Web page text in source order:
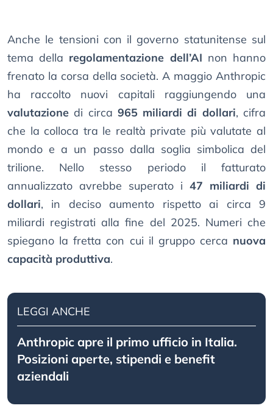
Anche le tensioni con il governo statunitense sul
tema della regolamentazione dell’AI non hanno
frenato la corsa della società. A maggio Anthropic
ha raccolto nuovi capitali raggiungendo una
valutazione di circa 965 miliardi di dollari, cifra
che la colloca tra le realtà private più valutate al
mondo e a un passo dalla soglia simbolica del
trilione. Nello stesso periodo il fatturato
annualizzato avrebbe superato i 47 miliardi di
dollari, in deciso aumento rispetto ai circa 9
miliardi registrati alla fine del 2025. Numeri che
spiegano la fretta con cui il gruppo cerca nuova
capacità produttiva.
LEGGI ANCHE
Anthropic apre il primo ufficio in Italia.
Posizioni aperte, stipendi e benefit
aziendali